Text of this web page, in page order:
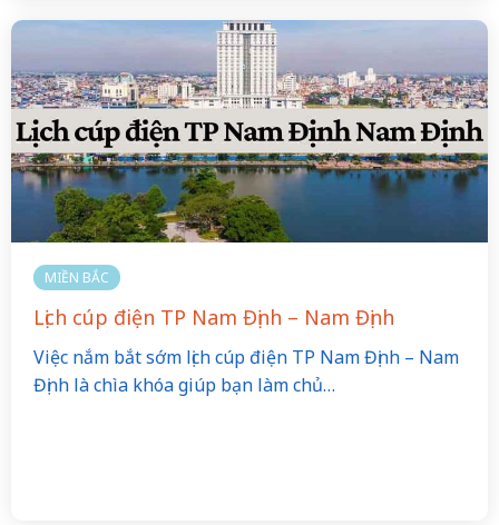
MIỀN BẮC
Lịch cúp điện TP Nam Định – Nam Định
Việc nắm bắt sớm lịch cúp điện TP Nam Định – Nam
Định là chìa khóa giúp bạn làm chủ…